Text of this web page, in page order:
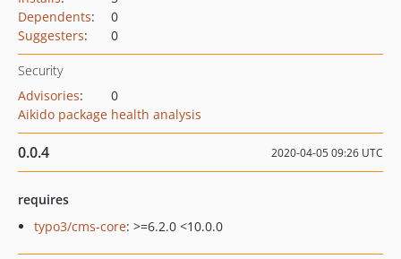
Dependents:
0
Suggesters: 0
Security
Advisories:
0
Aikido package health analysis
0.0.4 2020-04-05 09:26 UTC
requires
typo3/cms-core: >=6.2.0 <10.0.0